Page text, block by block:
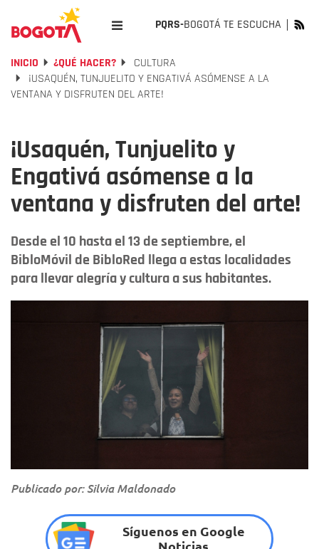
PQRS-BOGOTÁ TE ESCUCHA
INICIO ¿QUÉ HACER?
CULTURA
¡USAQUÉN, TUNJUELITO Y ENGATIVÁ ASÓMENSE A LA
VENTANA Y DISFRUTEN DEL ARTE!
¡Usaquén, Tunjuelito y
Engativá asómense a la
ventana y disfruten del arte!
Desde el 10 hasta el 13 de septiembre, el
BibloMóvil de BibloRed llega a estas localidades
para llevar alegría y cultura a sus habitantes.
Publicado por: Silvia Maldonado
Síguenos en Google